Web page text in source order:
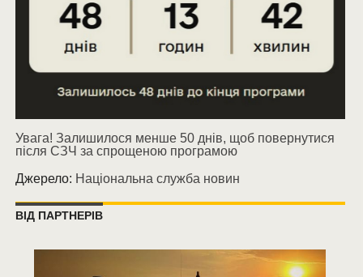
Увага! Залишилося менше 50 днів, щоб повернутися
після СЗЧ за спрощеною програмою
Джерело: Національна служба новин
ВІД ПАРТНЕРІВ